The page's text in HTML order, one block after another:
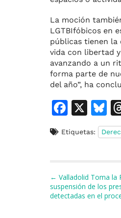
La moción
LGTBIfóbicos en
públicas tienen la
vida con libertad
avanzando a un
forma parte de
del año”, ha
F
c
b
o
o
X
u
e
k
y
Etiquetas:
Navegación de
← Valladolid Toma la
suspensión de los
detectadas en el